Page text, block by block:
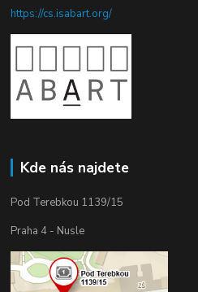
https://cs.isabart.org/
Kde nás najdete
Pod Terebkou 1139/15
Praha 4 - Nusle